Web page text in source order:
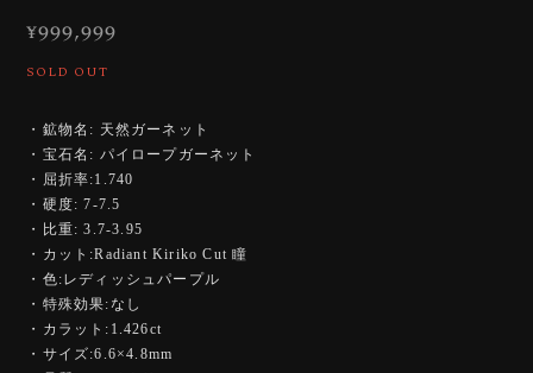
¥999,999
SOLD OUT
・鉱物名: 天然ガーネット
・宝石名: パイロープガーネット
・屈折率:1.740
・硬度: 7-7.5
・比重: 3.7-3.95
・カット:Radiant Kiriko Cut 瞳
・色:レディッシュパープル
・特殊効果:なし
・カラット:1.426ct
・サイズ:6.6×4.8mm